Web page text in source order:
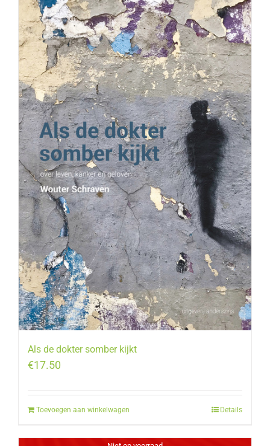
Als de dokter somber kijkt
€17.50
Toevoegen aan winkelwagen Details